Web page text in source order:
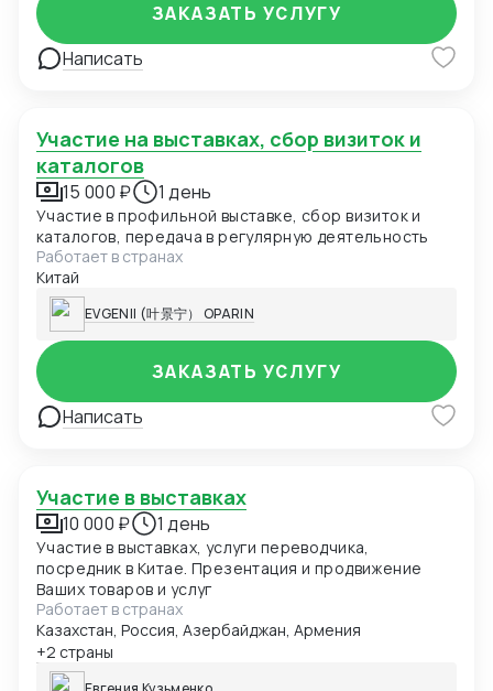
Написать
ЗАКАЗАТЬ УСЛУГУ
Участие на выставках, сбор визиток и
каталогов
15 000 ₽ 1 день
Участие в профильной выставке, сбор визиток и
каталогов, передача в регулярную деятельность
Работает в странах
Китай
EVGENII (叶景宁） OPARIN
Написать
ЗАКАЗАТЬ УСЛУГУ
Участие в выставках
10 000 ₽ 1 день
Участие в выставках, услуги переводчика,
посредник в Китае. Презентация и продвижение
Ваших товаров и услуг
Работает в странах
Казахстан, Россия, Азербайджан, Армения
+2 страны